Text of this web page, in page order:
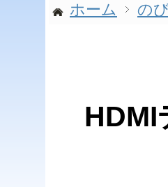
ホーム の
HDMI